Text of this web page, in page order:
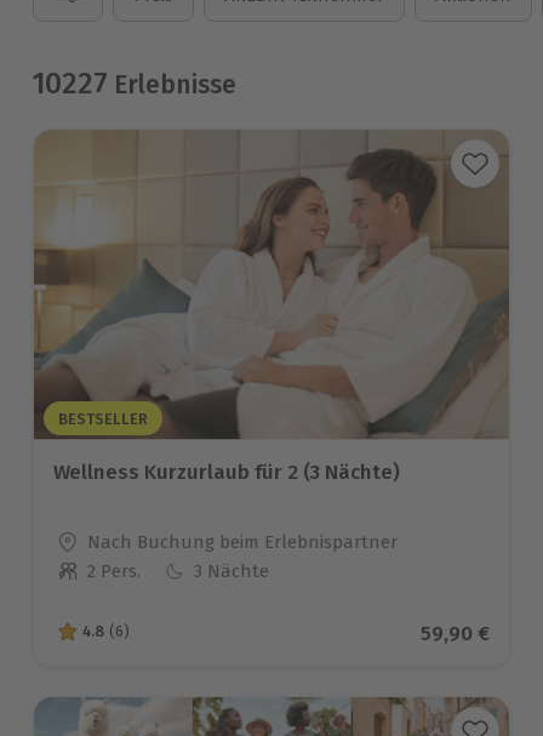
10227 Erlebnisse
BESTSELLER
Wellness Kurzurlaub für 2 (3 Nächte)
Standort
Nach Buchung beim Erlebnispartner
Anzahl der Teilnehmer
2 Pers. 3 Nächte
4.8 von 5 Sternen basierend auf 6 Bewertungen
4.8 (6) Aktueller
59,90 €